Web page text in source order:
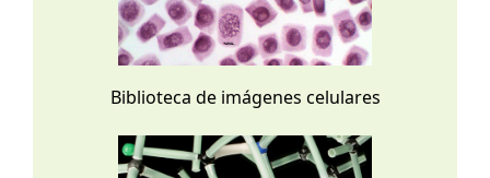
Biblioteca de imágenes celulares